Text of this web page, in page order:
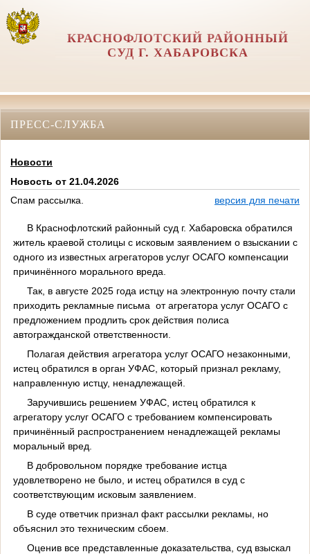
КРАСНОФЛОТСКИЙ РАЙОННЫЙ
СУД Г. ХАБАРОВСКА
ПРЕСС-СЛУЖБА
Новости
Новость от 21.04.2026
Спам рассылка.
версия для печати
В Краснофлотский районный суд г. Хабаровска обратился
житель краевой столицы с исковым заявлением о взыскании с
одного из известных агрегаторов услуг ОСАГО компенсации
причинённого морального вреда.
Так, в августе 2025 года истцу на электронную почту стали
приходить рекламные письма от агрегатора услуг ОСАГО с
предложением продлить срок действия полиса
автогражданской ответственности.
Полагая действия агрегатора услуг ОСАГО незаконными,
истец обратился в орган УФАС, который признал рекламу,
направленную истцу, ненадлежащей.
Заручившись решением УФАС, истец обратился к
агрегатору услуг ОСАГО с требованием компенсировать
причинённый распространением ненадлежащей рекламы
моральный вред.
В добровольном порядке требование истца
удовлетворено не было, и истец обратился в суд с
соответствующим исковым заявлением.
В суде ответчик признал факт рассылки рекламы, но
объяснил это техническим сбоем.
Оценив все представленные доказательства, суд взыскал